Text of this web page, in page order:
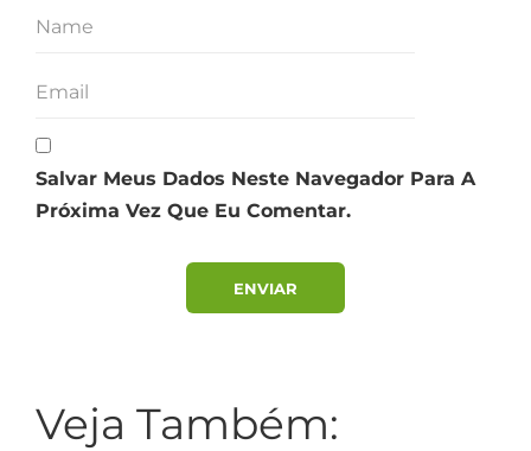
Salvar Meus Dados Neste Navegador Para A
Próxima Vez Que Eu Comentar.
Veja Também: